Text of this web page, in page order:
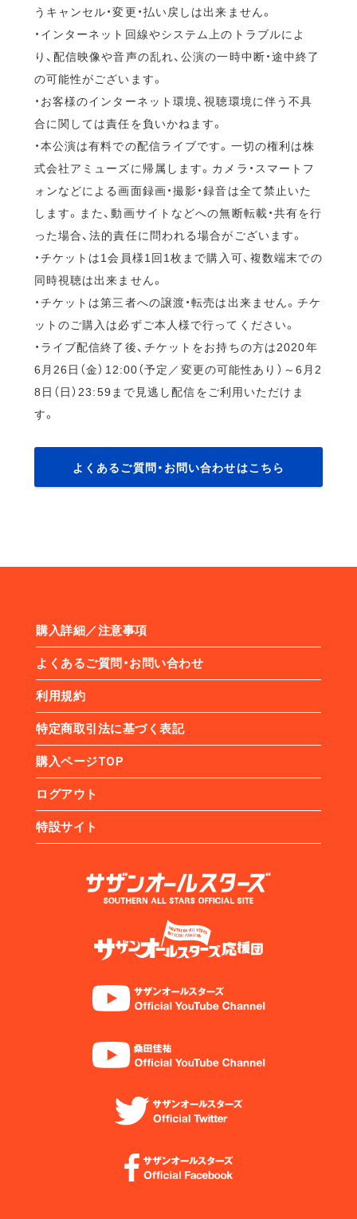
うキャンセル・変更・払い戻しは出来ません。
・インターネット回線やシステム上のトラブルによ
り、配信映像や音声の乱れ、公演の一時中断・途中終了
の可能性がございます。
・お客様のインターネット環境、視聴環境に伴う不具
合に関しては責任を負いかねます。
・本公演は有料での配信ライブです。一切の権利は株
式会社アミューズに帰属します。カメラ・スマートフ
ォンなどによる画面録画・撮影・録音は全て禁止いた
します。また、動画サイトなどへの無断転載・共有を行
った場合、法的責任に問われる場合がございます。
・チケットは1会員様1回1枚まで購入可、複数端末での
同時視聴は出来ません。
・チケットは第三者への譲渡・転売は出来ません。チケ
ットのご購入は必ずご本人様で行ってください。
・ライブ配信終了後、チケットをお持ちの方は2020年
6月26日（金）12:00（予定／変更の可能性あり）～6月2
8日（日）23:59まで見逃し配信をご利用いただけま
す。
よくあるご質問・お問い合わせはこちら
購入詳細／注意事項
よくあるご質問・お問い合わせ
利用規約
特定商取引法に基づく表記
購入ページTOP
ログアウト
特設サイト